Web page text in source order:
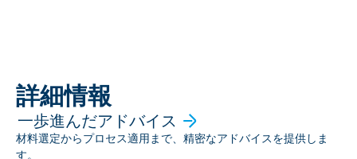
詳細情報
一歩進んだアドバイス
材料選定からプロセス適用まで、精密なアドバイスを提供しま
す。